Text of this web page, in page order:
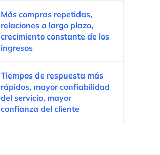
Más compras repetidas,
relaciones a largo plazo,
crecimiento constante de los
ingresos
Tiempos de respuesta más
rápidos, mayor confiabilidad
del servicio, mayor
confianza del cliente